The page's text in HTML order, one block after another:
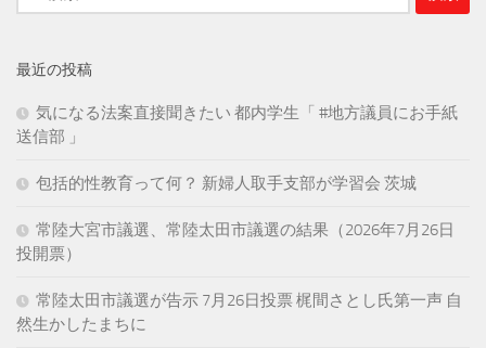
索:
最近の投稿
気になる法案直接聞きたい 都内学生「 #地方議員にお手紙
送信部 」
包括的性教育って何？ 新婦人取手支部が学習会 茨城
常陸大宮市議選、常陸太田市議選の結果（2026年7月26日
投開票）
常陸太田市議選が告示 7月26日投票 梶間さとし氏第一声 自
然生かしたまちに